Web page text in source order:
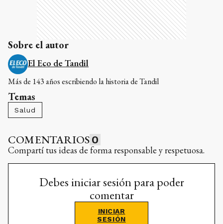
Sobre el autor
El Eco de Tandil
Más de 143 años escribiendo la historia de Tandil
Temas
Salud
COMENTARIOS 0
Compartí tus ideas de forma responsable y respetuosa.
Debes iniciar sesión para poder
comentar
INICIAR
SESIÓN